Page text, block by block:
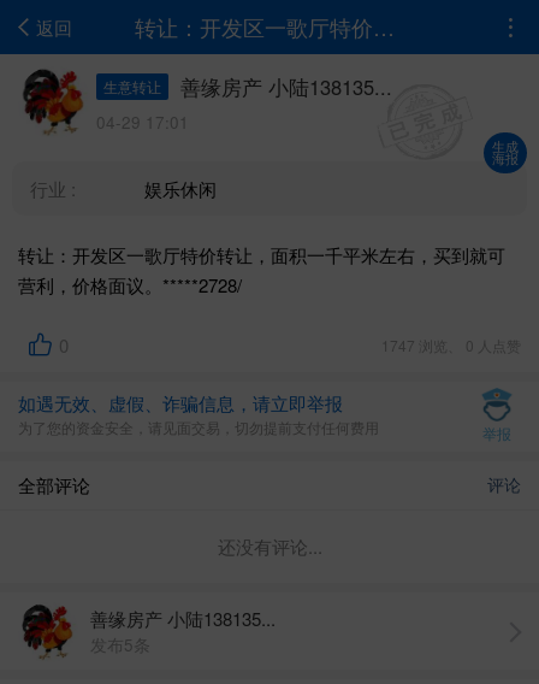
生成
海报
返回 转让：开发区一歌厅特价转让，面积一千平米左右，买到就可营利，价格面议。1338282272...
生意转让 善缘房产 小陆138135...
04-29 17:01
行业 : 娱乐休闲
转让：开发区一歌厅特价转让，面积一千平米左右，买到就可
营利，价格面议。*****2728/
0 1747 浏览、 0 人点赞
如遇无效、虚假、诈骗信息，请立即举报
为了您的资金安全，请见面交易，切勿提前支付任何费用 举报
全部评论 评论
还没有评论...
善缘房产 小陆138135...
发布5条